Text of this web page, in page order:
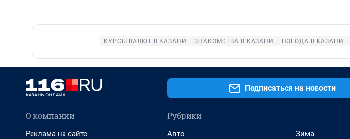
КУРСЫ ВАЛЮТ В КАЗАНИ ЗНАКОМСТВА В КАЗАНИ ПОГОДА В КАЗАНИ
Подписаться на новости
О компании
Реклама на сайте
Рубрики
Авто
Зима